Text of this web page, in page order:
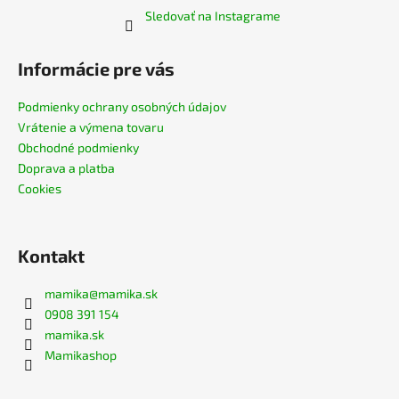
Sledovať na Instagrame
Informácie pre vás
Podmienky ochrany osobných údajov
Vrátenie a výmena tovaru
Obchodné podmienky
Doprava a platba
Cookies
Kontakt
mamika@mamika.sk
0908 391 154
mamika.sk
Mamikashop